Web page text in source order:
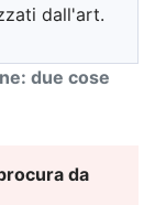
due cose
dall'art.
da